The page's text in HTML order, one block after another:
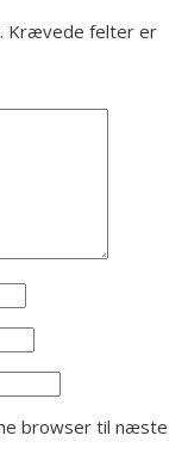
Krævede felter er
browser til næste